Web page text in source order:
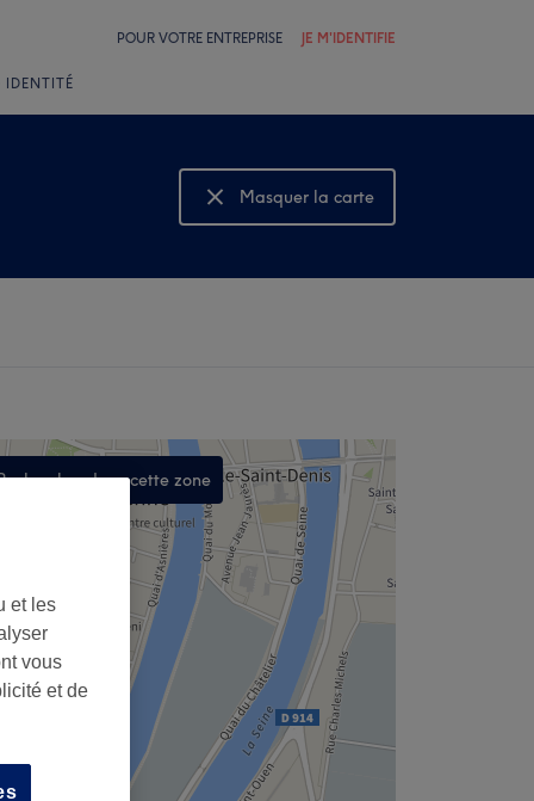
POUR VOTRE ENTREPRISE JE M'IDENTIFIE
IDENTITÉ
Masquer la carte
Montrer la carte
dans cette zone
et les
vous
et de